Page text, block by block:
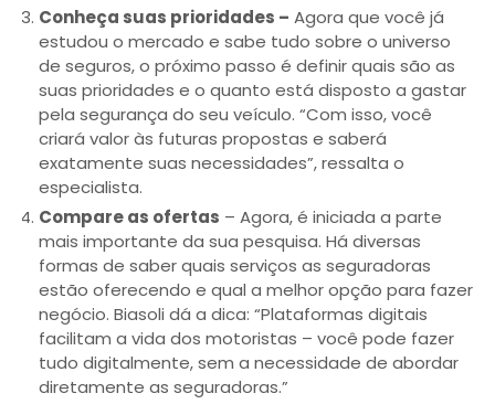
Conheça suas prioridades – Agora que você já
estudou o mercado e sabe tudo sobre o universo
de seguros, o próximo passo é definir quais são as
suas prioridades e o quanto está disposto a gastar
pela segurança do seu veículo. “Com isso, você
criará valor às futuras propostas e saberá
exatamente suas necessidades”, ressalta o
especialista.
Compare as ofertas – Agora, é iniciada a parte
mais importante da sua pesquisa. Há diversas
formas de saber quais serviços as seguradoras
estão oferecendo e qual a melhor opção para fazer
negócio. Biasoli dá a dica: “Plataformas digitais
facilitam a vida dos motoristas – você pode fazer
tudo digitalmente, sem a necessidade de abordar
diretamente as seguradoras.”